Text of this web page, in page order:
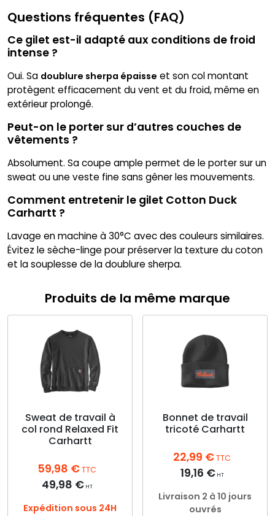
Questions fréquentes (FAQ)
Ce gilet est-il adapté aux conditions de froid
intense ?
Oui. Sa doublure sherpa épaisse et son col montant
protègent efficacement du vent et du froid, même en
extérieur prolongé.
Peut-on le porter sur d’autres couches de
vêtements ?
Absolument. Sa coupe ample permet de le porter sur un
sweat ou une veste fine sans gêner les mouvements.
Comment entretenir le gilet Cotton Duck
Carhartt ?
Lavage en machine à 30°C avec des couleurs similaires.
Évitez le sèche-linge pour préserver la texture du coton
et la souplesse de la doublure sherpa.
Produits de la même marque
Sweat de travail à
col rond Relaxed Fit
Carhartt
59,98 €TTC
49,98 € HT
Expédition sous 24H
Bonnet de travail
tricoté Carhartt
22,99 €TTC
19,16 € HT
Livraison 2 à 10 jours
ouvrés